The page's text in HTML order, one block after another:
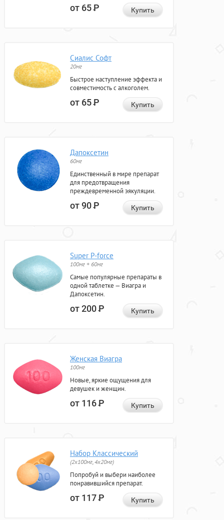
от 65Р Купить
Сиалис Софт
20мг
Быстрое наступление эффекта и
совместимость с алкоголем.
от 65Р Купить
Дапоксетин
60мг
Единственный в мире препарат
для предотвращения
преждевременной эякуляции.
от 90Р Купить
Super P-force
100мг + 60мг
Самые популярные препараты в
одной таблетке — Виагра и
Дапоксетин.
от 200Р Купить
Женская Виагра
100мг
Новые, яркие ощущения для
девушек и женщин.
от 116Р Купить
Набор Классический
(2x100мг, 4x20мг)
Попробуй и выбери наиболее
понравившийся препарат.
от 117Р Купить